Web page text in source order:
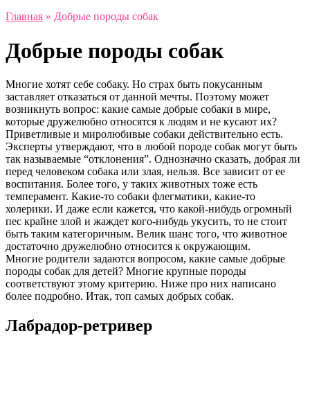
Главная » Добрые породы собак
Добрые породы собак
Многие хотят себе собаку. Но страх быть покусанным
заставляет отказаться от данной мечты. Поэтому может
возникнуть вопрос: какие самые добрые собаки в мире,
которые дружелюбно относятся к людям и не кусают их?
Приветливые и миролюбивые собаки действительно есть.
Эксперты утверждают, что в любой породе собак могут быть
так называемые “отклонения”. Однозначно сказать, добрая ли
перед человеком собака или злая, нельзя. Все зависит от ее
воспитания. Более того, у таких животных тоже есть
темперамент. Какие-то собаки флегматики, какие-то
холерики. И даже если кажется, что какой-нибудь огромный
пес крайне злой и жаждет кого-нибудь укусить, то не стоит
быть таким категоричным. Велик шанс того, что животное
достаточно дружелюбно относится к окружающим.
Многие родители задаются вопросом, какие самые добрые
породы собак для детей? Многие крупные породы
соответствуют этому критерию. Ниже про них написано
более подробно. Итак, топ самых добрых собак.
Лабрадор-ретривер